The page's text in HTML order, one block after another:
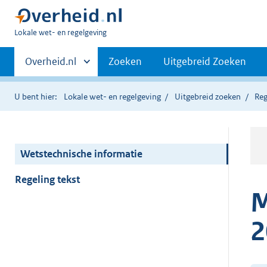
U
hier:
Lokale wet- en regelgeving
Primaire
navigatie
Andere
sites
binnen
Overheid.nl Zoeken Uitgebreid Zoeken
U bent hier: Lokale wet- en regelgeving Uitgebreid zoeken
Wetstechnische informatie
Regeling tekst